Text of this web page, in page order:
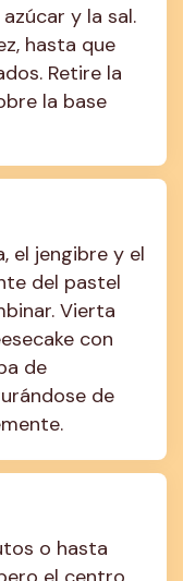
y la sal.
hasta que
Retire la
la base
el jengibre y el
del pastel
Vierta
con
de
de
o hasta